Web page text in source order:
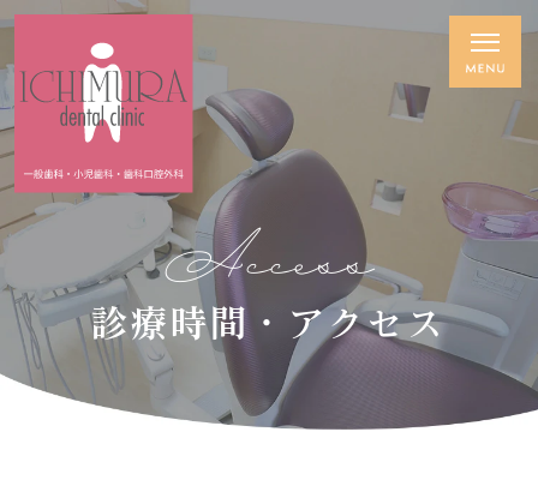
Access
診療時間・アクセス